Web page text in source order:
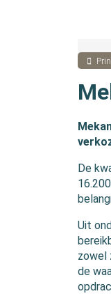
De
Uit
zowel
de